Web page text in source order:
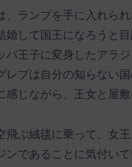
、ランプを手に入れら
婚して国王になろうと
バ王子に変身したアラ
レブは自分の知らない
感じながら、王女と屋敷
飛ぶ絨毯に乗って、女
ンであることに気付い